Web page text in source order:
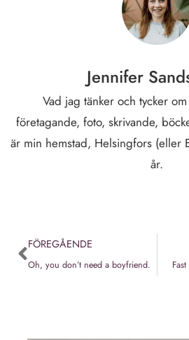
Jennifer
Vad jag tänker och tycker
företagande, foto, skrivande,
är min hemstad, Helsingfors (eller
år.
FÖREGÅENDE
Oh, you don’t need a boyfriend.